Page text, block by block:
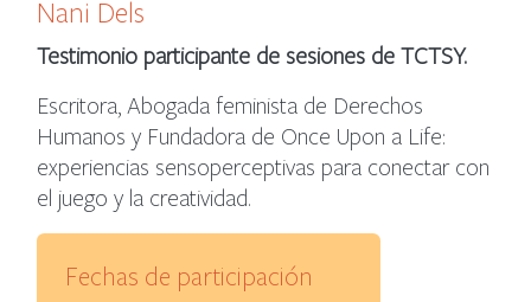
Nani Dels
Testimonio participante de sesiones de TCTSY.
Escritora, Abogada feminista de Derechos
Humanos y Fundadora de Once Upon a Life:
experiencias sensoperceptivas para conectar con
el juego y la creatividad.
Fechas de participación